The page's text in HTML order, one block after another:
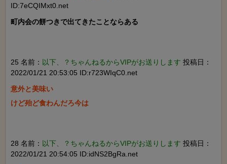
ID:7eCQIMxt0.net
町内会の餅つきで出てきたことならある
25 名前： 以下、？ちゃんねるからVIPがお送りします 投稿日：
2022/01/21 20:53:05 ID:r723WIqC0.net
意外と美味い
けど殆ど食わんだろ今は
28 名前： 以下、？ちゃんねるからVIPがお送りします 投稿日：
2022/01/21 20:54:05 ID:idNS2BgRa.net